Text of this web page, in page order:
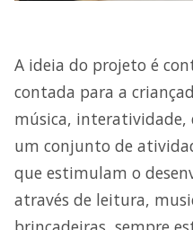
A ideia do projeto é
contada para a
música, interatividade,
um conjunto de
que estimulam o
através de leitura,